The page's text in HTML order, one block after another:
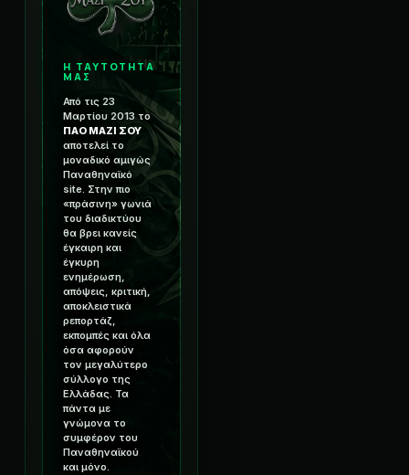
Η ΤΑΥΤΟΤΗΤΑ
ΜΑΣ
Από τις 23
Μαρτίου 2013 το
ΠΑΟ ΜΑΖΙ ΣΟΥ
αποτελεί το
μοναδικό αμιγώς
Παναθηναϊκό
site. Στην πιο
«πράσινη» γωνιά
του διαδικτύου
θα βρει κανείς
έγκαιρη και
έγκυρη
ενημέρωση,
απόψεις, κριτική,
αποκλειστικά
ρεπορτάζ,
εκπομπές και όλα
όσα αφορούν
τον μεγαλύτερο
σύλλογο της
Ελλάδας. Τα
πάντα με
γνώμονα το
συμφέρον του
Παναθηναϊκού
και μόνο.